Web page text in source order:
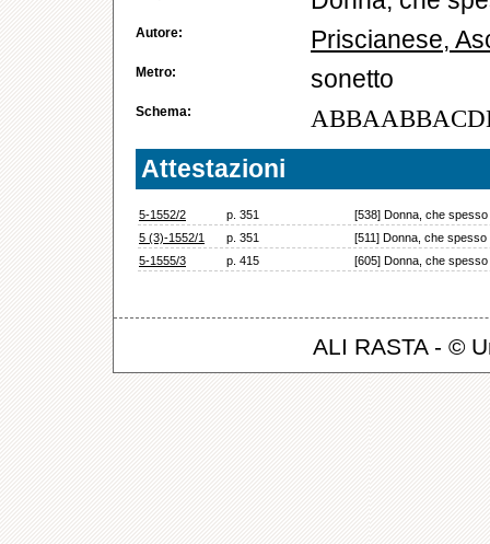
Autore: Priscianese,
Metro: sonetto
Schema:
Attestazioni
5-1552/2 p. 351
[538] Donna, che
5 (3)-1552/1
p. 351
[511] Donna, che
5-1555/3
p. 415 [605] Donna, che
ALI RASTA - ©